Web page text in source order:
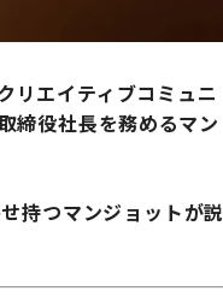
リエイティブコミュニ
締役社長を務めるマン
持つマンジョットが説